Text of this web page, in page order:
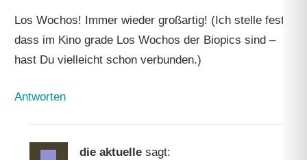
Los Wochos! Immer wieder großartig! (Ich stelle fest,
dass im Kino grade Los Wochos der Biopics sind –
hast Du vielleicht schon verbunden.)
Antworten
die aktuelle sagt: